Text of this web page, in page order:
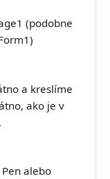
(podobne
a kreslíme
ako je v
alebo